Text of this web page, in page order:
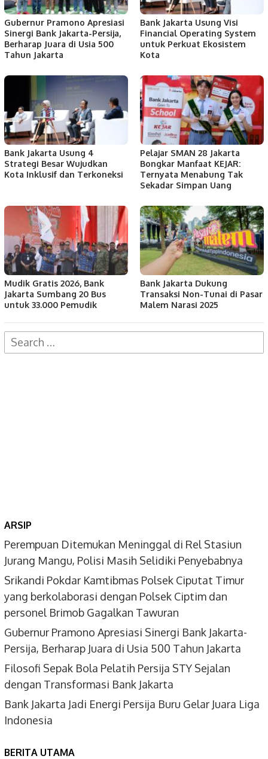
Gubernur Pramono Apresiasi
Sinergi Bank Jakarta-Persija,
Berharap Juara di Usia 500
Tahun Jakarta
Bank Jakarta Usung Visi
Financial Operating System
untuk Perkuat Ekosistem
Kota
Bank Jakarta Usung 4
Strategi Besar Wujudkan
Kota Inklusif dan Terkoneksi
Pelajar SMAN 28 Jakarta
Bongkar Manfaat KEJAR:
Ternyata Menabung Tak
Sekadar Simpan Uang
Mudik Gratis 2026, Bank
Jakarta Sumbang 20 Bus
untuk 33.000 Pemudik
Bank Jakarta Dukung
Transaksi Non-Tunai di Pasar
Malem Narasi 2025
Search
for:
ARSIP
Perempuan Ditemukan Meninggal di Rel Stasiun
Jurang Mangu, Polisi Masih Selidiki Penyebabnya
Srikandi Pokdar Kamtibmas Polsek Ciputat Timur
yang berkolaborasi dengan Polsek Ciptim dan
personel Brimob Gagalkan Tawuran
Gubernur Pramono Apresiasi Sinergi Bank Jakarta-
Persija, Berharap Juara di Usia 500 Tahun Jakarta
Filosofi Sepak Bola Pelatih Persija STY Sejalan
dengan Transformasi Bank Jakarta
Bank Jakarta Jadi Energi Persija Buru Gelar Juara Liga
Indonesia
BERITA UTAMA